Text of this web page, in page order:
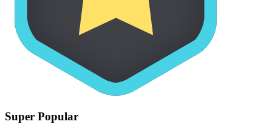
Super Popular